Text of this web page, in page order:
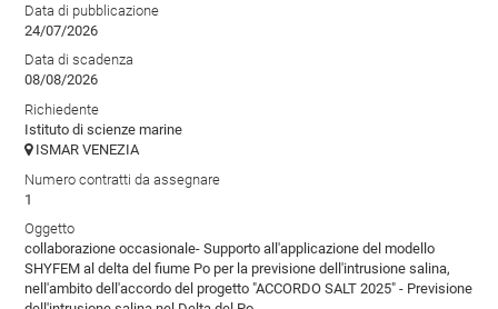
Data di pubblicazione
24/07/2026
Data di scadenza
08/08/2026
Richiedente
Istituto di scienze marine
ISMAR VENEZIA
Numero contratti da assegnare
1
Oggetto
collaborazione occasionale- Supporto all'applicazione del modello
SHYFEM al delta del fiume Po per la previsione dell'intrusione salina,
nell'ambito dell'accordo del progetto "ACCORDO SALT 2025" - Previsione